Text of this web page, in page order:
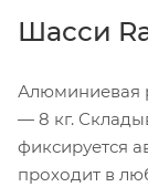
Шасси
Алюминиевая
— 8 кг.
фиксируется
проходит в